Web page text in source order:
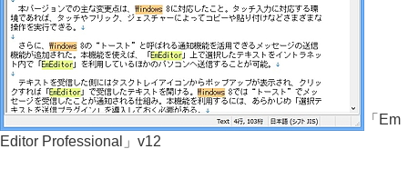
「Em
Editor Professional」v12